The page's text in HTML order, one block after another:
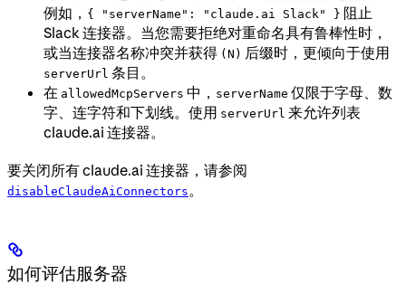
例如， { "serverName": "claude.ai Slack" } 阻止
Slack 连接器。当您需要拒绝对重命名具有鲁棒性时，
或当连接器名称冲突并获得 (N) 后缀时，更倾向于使用
serverUrl 条目。
在 allowedMcpServers 中， serverName 仅限于字母、数
字、连字符和下划线。使用 serverUrl 来允许列表
claude.ai 连接器。
要关闭所有 claude.ai 连接器，请参阅
disableClaudeAiConnectors。
如何评估服务器